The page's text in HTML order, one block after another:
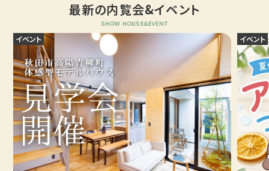
最新の内覧会&イベント
SHOW HOUSE&EVENT
イベント イベント